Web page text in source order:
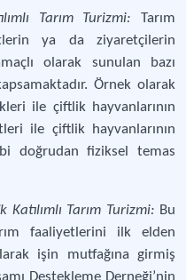
Tarım Turizmi: Tarım
ya da ziyaretçilerin
olarak sunulan bazı
Örnek olarak
ile çiftlik hayvanlarının
ile çiftlik hayvanlarının
doğrudan fiziksel temas
Tarım Turizmi: Bu
faaliyetlerini ilk elden
işin mutfağına girmiş
Destekleme Derneği’nin